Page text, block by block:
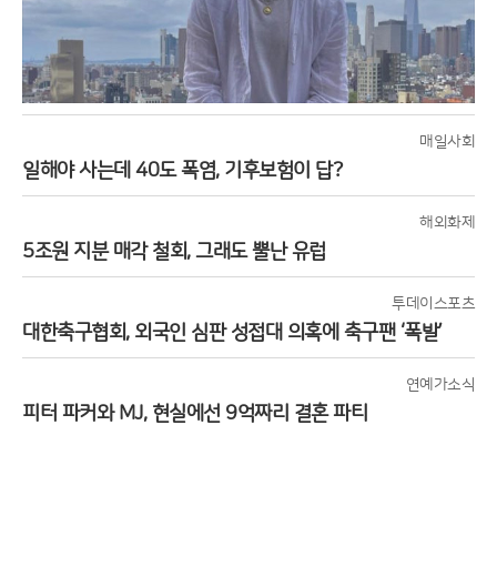
매일사회
일해야 사는데 40도 폭염, 기후보험이 답?
해외화제
5조원 지분 매각 철회, 그래도 뿔난 유럽
투데이스포츠
대한축구협회, 외국인 심판 성접대 의혹에 축구팬 ‘폭발’
연예가소식
피터 파커와 MJ, 현실에선 9억짜리 결혼 파티